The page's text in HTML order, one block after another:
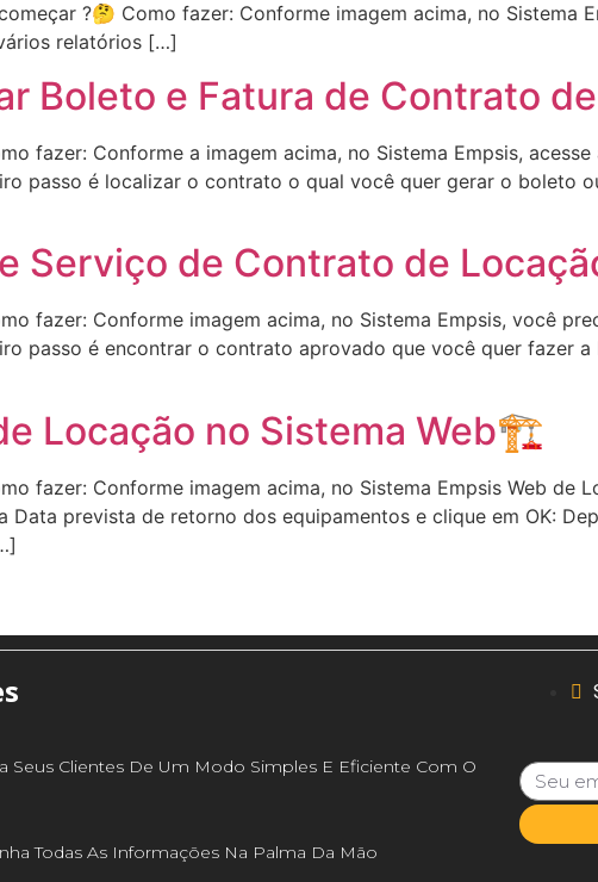
?🤔 Como fazer: Conforme imagem acima, no Sistema
relatórios […]
Boleto e Fatura de Contrato
fazer: Conforme a imagem acima, no Sistema Empsis,
passo é localizar o contrato o qual você quer gerar o boleto
Serviço de Contrato de
fazer: Conforme imagem acima, no Sistema Empsis, você
passo é encontrar o contrato aprovado que você quer fazer
Locação no Sistema Web🏗️
fazer: Conforme imagem acima, no Sistema Empsis Web de
Data prevista de retorno dos equipamentos e clique em OK:
Seus Clientes De Um Modo Simples E Eficiente Com O
Todas As Informações Na Palma Da Mão